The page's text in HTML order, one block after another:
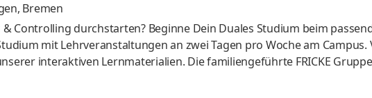
Bremen
Controlling durchstarten? Beginne Dein Duales Studium beim
mit Lehrveranstaltungen an zwei Tagen pro Woche am Campus.
interaktiven Lernmaterialien. Die familiengeführte FRICKE Gruppe
klassischen Landmaschinenhändler zu einem erfolgreichen
Nutzfahrzeuge und Ersatzteile entwickelt. Mit 3.471